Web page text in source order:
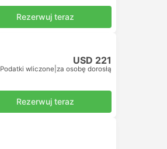
Rezerwuj teraz
USD 221
Podatki wliczone za osobę dorosłą
Rezerwuj teraz